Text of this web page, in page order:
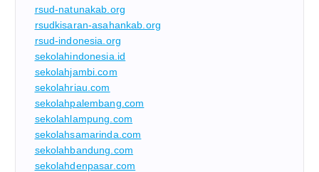
rsud-natunakab.org
rsudkisaran-asahankab.org
rsud-indonesia.org
sekolahindonesia.id
sekolahjambi.com
sekolahriau.com
sekolahpalembang.com
sekolahlampung.com
sekolahsamarinda.com
sekolahbandung.com
sekolahdenpasar.com